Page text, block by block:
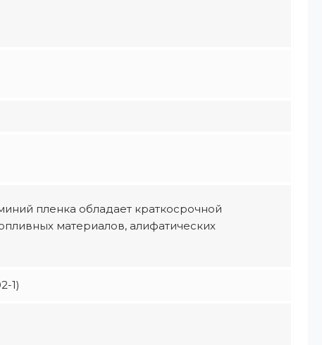
пленка обладает краткосрочной
материалов, алифатических
1)